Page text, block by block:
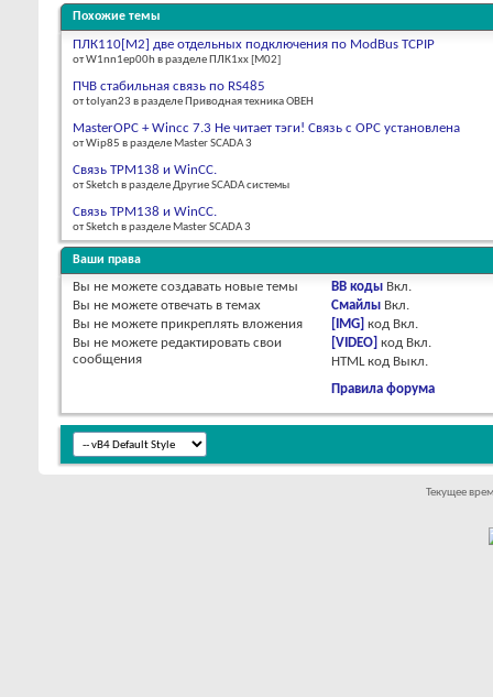
Похожие темы
ПЛК110[M2] две отдельных подключения по ModBus TCPIP
от W1nn1ep00h в разделе ПЛК1хх [М02]
ПЧВ стабильная связь по RS485
от tolyan23 в разделе Приводная техника ОВЕН
MasterOPC + Wincc 7.3 Не читает тэги! Связь с ОРС установлена
от Wip85 в разделе Master SCADA 3
Связь ТРМ138 и WinCC.
от Sketch в разделе Другие SCADA системы
Связь ТРМ138 и WinCC.
от Sketch в разделе Master SCADA 3
Ваши права
Вы не можете создавать новые темы
Вы не можете отвечать в темах
Вы не можете прикреплять вложения
Вы не можете редактировать свои
сообщения
BB коды Вкл.
Смайлы Вкл.
[IMG] код Вкл.
[VIDEO] код Вкл.
HTML код Выкл.
Правила форума
Текущее